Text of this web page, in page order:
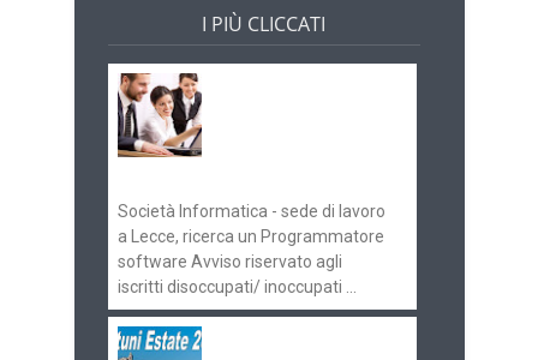
I PIÙ CLICCATI
Società Informatica - sede di lavoro
a Lecce, ricerca un Programmatore
software Avviso riservato agli
iscritti disoccupati/ inoccupati ...